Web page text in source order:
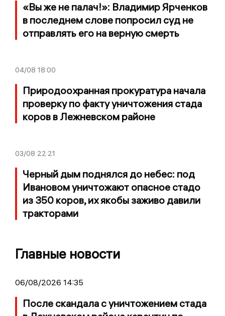
«Вы же не палач!»: Владимир Ярченков
в последнем слове попросил суд не
отправлять его на верную смерть
04/08 18:00
Природоохранная прокуратура начала
проверку по факту уничтожения стада
коров в Лежневском районе
03/08 22:21
Черный дым поднялся до небес: под
Ивановом уничтожают опасное стадо
из 350 коров, их якобы заживо давили
тракторами
Главные новости
06/08/2026 14:35
После скандала с уничтожением стада